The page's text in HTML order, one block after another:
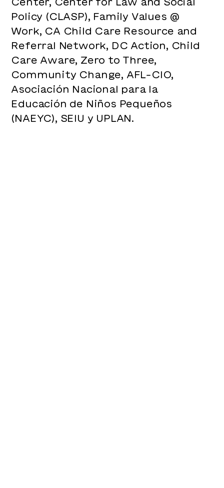
Policy (CLASP), Family Values ​​@
Work, CA Child Care Resource and
Referral Network, DC Action, Child
Care Aware, Zero to Three,
Community Change, AFL-CIO,
Asociación Nacional para la
Educación de Niños Pequeños
(NAEYC), SEIU y UPLAN.